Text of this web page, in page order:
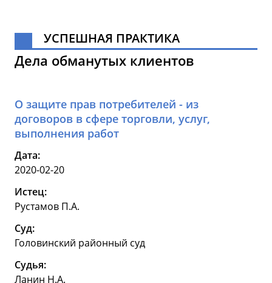
УСПЕШНАЯ ПРАКТИКА
Дела обманутых клиентов
О защите прав потребителей - из
договоров в сфере торговли, услуг,
выполнения работ
Дата:
2020-02-20
Истец:
Рустамов П.А.
Суд:
Головинский районный суд
Судья:
Ланин Н.А.